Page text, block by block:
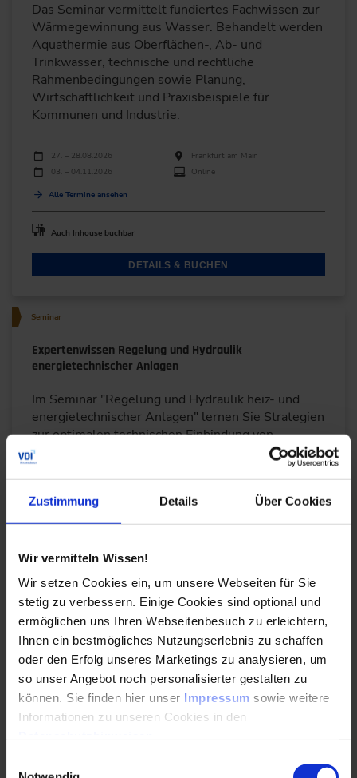
Zustimmung Details Über Cookies
Wir vermitteln Wissen!
Wir setzen Cookies ein, um unsere Webseiten für Sie
stetig zu verbessern. Einige Cookies sind optional und
ermöglichen uns Ihren Webseitenbesuch zu erleichtern,
Ihnen ein bestmögliches Nutzungserlebnis zu schaffen
oder den Erfolg unseres Marketings zu analysieren, um
so unser Angebot noch personalisierter gestalten zu
können. Sie finden hier unser Impressum sowie weitere
Informationen zu unseren Cookies in den
Das Seminar vermittelt fundiertes Fachwissen zur
Wärmegewinnung aus Wasser. Behandelt werden
Aquathermie aus Oberflächen-, Ab- und
Trinkwasser, technische und rechtliche
Rahmenbedingungen sowie Planung,
Wirtschaftlichkeit und Praxisbeispiele für
Kommunen und Industrie.
Durchführungen
Veranstaltungsdatum Veranstaltungsort
27. – 28.08.2026
Frankfurt am Main
03. – 04.11.2026
Online
Alle Termine ansehen
Auch Inhouse buchbar
DETAILS & BUCHEN
Seminar
Expertenwissen Regelung und Hydraulik
energietechnischer Anlagen
Im Seminar "Regelung und Hydraulik heiz- und
energietechnischer Anlagen" lernen Sie Strategien
zur optimalen technischen Einbindung von
Komponenten.
Frankfurt am Main
26. – 27.11.2026
Online
DETAILS & BUCHEN
Seminar
Basiswissen Technische Gebäudeausrüstung (TGA) für
Fachfremde
Dieses Seminar vermittelt Fachfremden ohne
die wichtigsten technischen Anlagen in einem